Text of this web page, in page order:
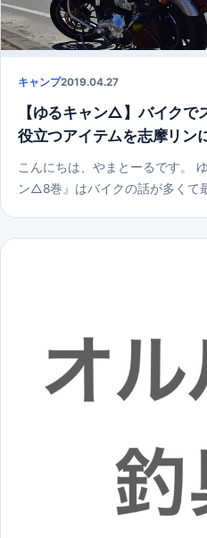
キャンプ2019.04.27
【ゆるキャン△】バイクで
役立つアイテムを志摩リン
こんにちは、やまとーるです。
ン△8巻』はバイクの話が多くて